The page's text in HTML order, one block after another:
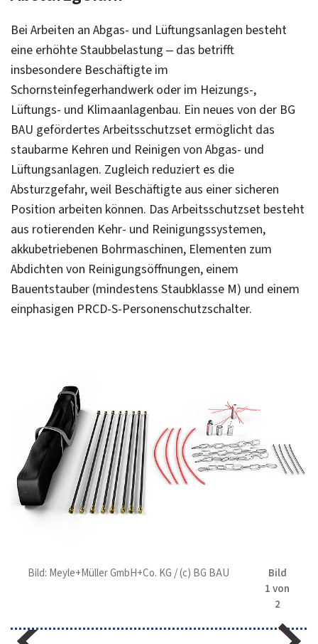
Bei Arbeiten an Abgas- und Lüftungsanlagen besteht
eine erhöhte Staubbelastung – das betrifft
insbesondere Beschäftigte im
Schornsteinfegerhandwerk oder im Heizungs-,
Lüftungs- und Klimaanlagenbau. Ein neues von der BG
BAU gefördertes Arbeitsschutzset ermöglicht das
staubarme Kehren und Reinigen von Abgas- und
Lüftungsanlagen. Zugleich reduziert es die
Absturzgefahr, weil Beschäftigte aus einer sicheren
Position arbeiten können. Das Arbeitsschutzset besteht
aus rotierenden Kehr- und Reinigungssystemen,
akkubetriebenen Bohrmaschinen, Elementen zum
Abdichten von Reinigungsöffnungen, einem
Bauentstauber (mindestens Staubklasse M) und einem
einphasigen PRCD-S-Personenschutzschalter.
Bild: Meyle+Müller GmbH+Co. KG / (c) BG BAU
Bild
1 von
2